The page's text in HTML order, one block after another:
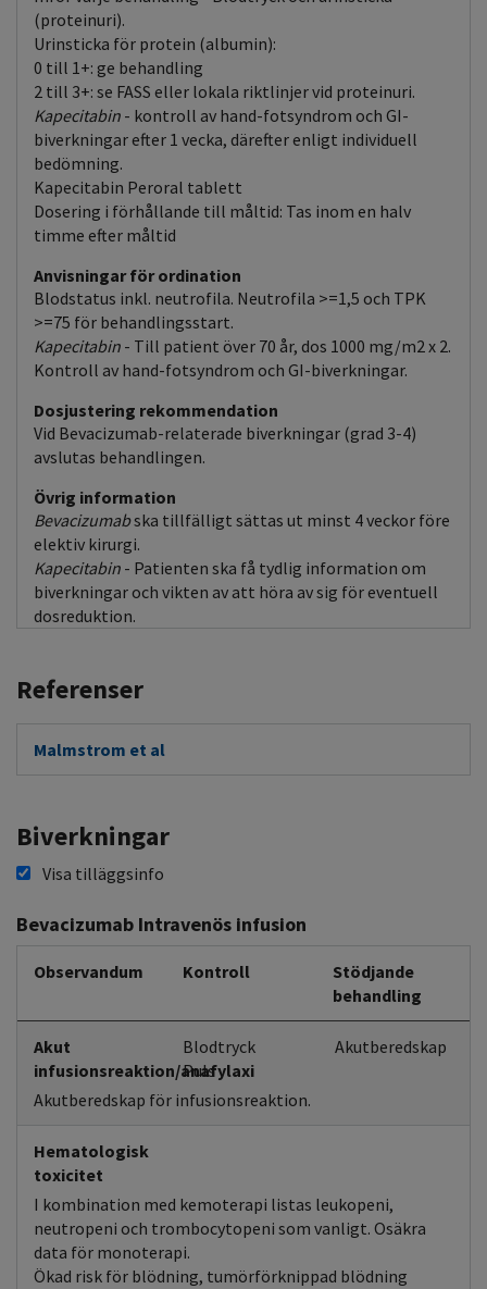
(proteinuri).
Urinsticka för protein (albumin):
0 till 1+: ge behandling
2 till 3+: se FASS eller lokala riktlinjer vid proteinuri.
Kapecitabin - kontroll av hand-fotsyndrom och GI-
biverkningar efter 1 vecka, därefter enligt individuell
bedömning.
Kapecitabin Peroral tablett
Dosering i förhållande till måltid: Tas inom en halv
timme efter måltid
Anvisningar för ordination
Blodstatus inkl. neutrofila. Neutrofila >=1,5 och TPK
>=75 för behandlingsstart.
Kapecitabin - Till patient över 70 år, dos 1000 mg/m2 x 2.
Kontroll av hand-fotsyndrom och GI-biverkningar.
Dosjustering rekommendation
Vid Bevacizumab-relaterade biverkningar (grad 3-4)
avslutas behandlingen.
Övrig information
Bevacizumabska tillfälligt sättas ut minst 4 veckor före
elektiv kirurgi.
Kapecitabin - Patienten ska få tydlig information om
biverkningar och vikten av att höra av sig för eventuell
dosreduktion.
Referenser
Malmstrom et al
Biverkningar
Visa tilläggsinfo
Bevacizumab Intravenös infusion
Observandum Kontroll
Stödjande
behandling
Akut
infusionsreaktion/anafylaxi
Blodtryck
Akutberedskap
Puls
Akutberedskap för infusionsreaktion.
Hematologisk
toxicitet
I kombination med kemoterapi listas leukopeni,
neutropeni och trombocytopeni som vanligt. Osäkra
data för monoterapi.
Ökad risk för blödning, tumörförknippad blödning